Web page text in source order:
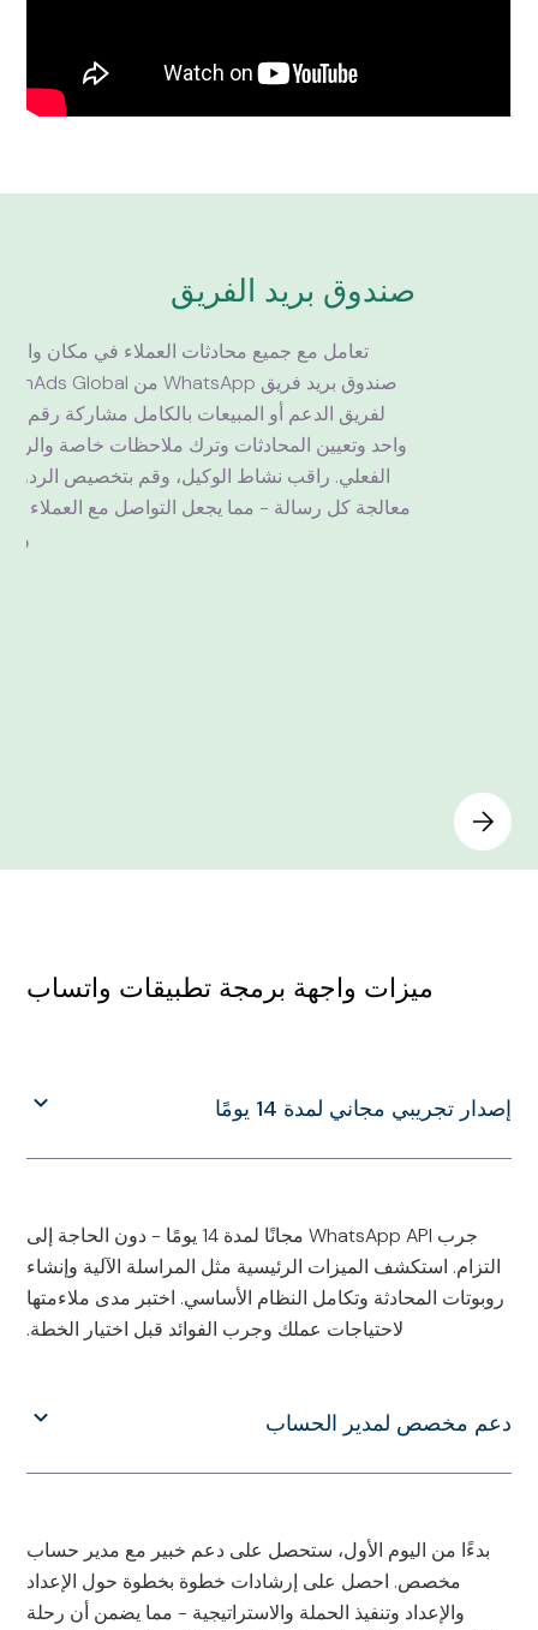
صندوق بريد الفريق
تعامل مع جميع محادثات العملاء في مكان واحد
واحد وتعيين المحادثات وترك ملاحظات خاصة والرد
الفعلي. راقب نشاط الوكيل، وقم بتخصيص الردود،
معالجة كل رسالة - مما يجعل التواصل مع العملاء
ميزات واجهة برمجة تطبيقات واتساب
إصدار تجريبي مجاني لمدة 14 يومًا
جرب WhatsApp API مجانًا لمدة 14 يومًا - دون الحاجة إلى
التزام. استكشف الميزات الرئيسية مثل المراسلة الآلية وإنشاء
روبوتات المحادثة وتكامل النظام الأساسي. اختبر مدى ملاءمتها
لاحتياجات عملك وجرب الفوائد قبل اختيار الخطة.
دعم مخصص لمدير الحساب
بدءًا من اليوم الأول، ستحصل على دعم خبير مع مدير حساب
مخصص. احصل على إرشادات خطوة بخطوة حول الإعداد
والإعداد وتنفيذ الحملة والاستراتيجية - مما يضمن أن رحلة